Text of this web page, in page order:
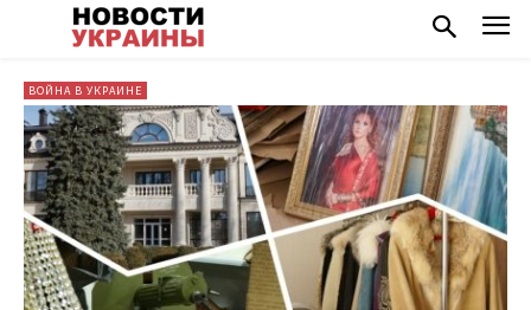
ВОЙНА В УКРАИНЕ